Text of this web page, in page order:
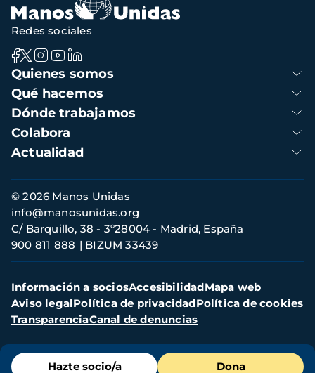
Menú
Hazte socio/a Dona
Navegación
principal
Quienes somos
Qué hacemos
Dónde trabajamos
Colabora
Actualidad
Redes sociales
Información
de
contacto
© 2026 Manos Unidas
C/ Barquillo, 38 - 3º28004 - Madrid, España
900 811 888
BIZUM 33439
info@manosunidas.org
Menú
secundario
Información a sociosAccesibilidadMapa web
Aviso legalPolítica de privacidadPolítica de cookies
TransparenciaCanal de denuncias